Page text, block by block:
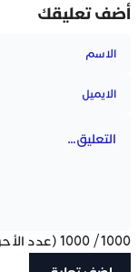
أضف تعليقك
1000
/
1000 (عدد